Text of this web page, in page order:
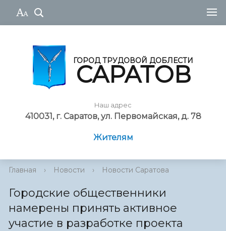
ГОРОД ТРУДОВОЙ ДОБЛЕСТИ
САРАТОВ
Наш адрес
410031, г. Саратов, ул. Первомайская, д. 78
Жителям
Главная › Новости › Новости Саратова
Городские общественники
намерены принять активное
участие в разработке проекта